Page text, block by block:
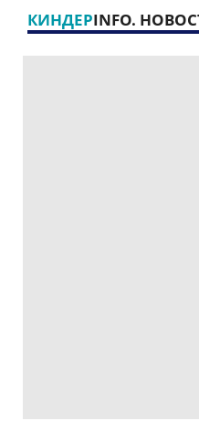
КИНДЕРINFO.